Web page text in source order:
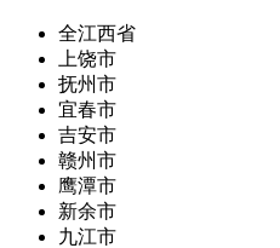
全江西省
上饶市
抚州市
宜春市
吉安市
赣州市
鹰潭市
新余市
九江市